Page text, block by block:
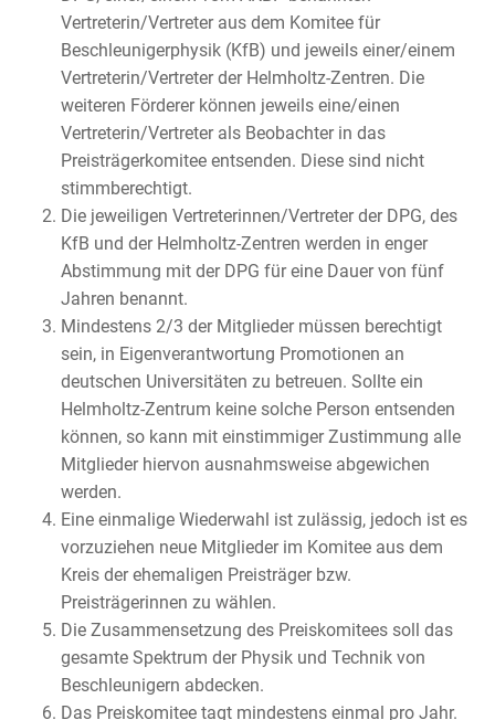
Vertreterin/Vertreter aus dem Komitee für
Beschleunigerphysik (KfB) und jeweils einer/einem
Vertreterin/Vertreter der Helmholtz-Zentren. Die
weiteren Förderer können jeweils eine/einen
Vertreterin/Vertreter als Beobachter in das
Preisträgerkomitee entsenden. Diese sind nicht
stimmberechtigt.
Die jeweiligen Vertreterinnen/Vertreter der DPG, des
KfB und der Helmholtz-Zentren werden in enger
Abstimmung mit der DPG für eine Dauer von fünf
Jahren benannt.
Mindestens 2/3 der Mitglieder müssen berechtigt
sein, in Eigenverantwortung Promotionen an
deutschen Universitäten zu betreuen. Sollte ein
Helmholtz-Zentrum keine solche Person entsenden
können, so kann mit einstimmiger Zustimmung alle
Mitglieder hiervon ausnahmsweise abgewichen
werden.
Eine einmalige Wiederwahl ist zulässig, jedoch ist es
vorzuziehen neue Mitglieder im Komitee aus dem
Kreis der ehemaligen Preisträger bzw.
Preisträgerinnen zu wählen.
Die Zusammensetzung des Preiskomitees soll das
gesamte Spektrum der Physik und Technik von
Beschleunigern abdecken.
Das Preiskomitee tagt mindestens einmal pro Jahr.